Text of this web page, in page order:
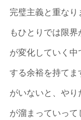
完璧主義と重な
もひとりでは限
が変化していく
する余裕を持てま
がいないと、や
が溜まっていって